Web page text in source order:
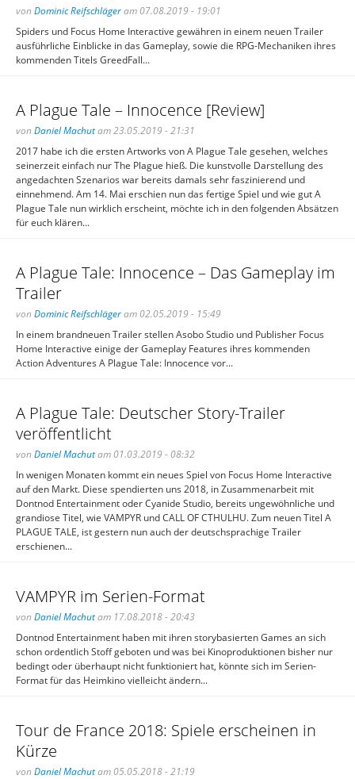
von Dominic Reifschlägeram 07.08.2019 - 19:01
Spiders und Focus Home Interactive gewähren in einem neuen Trailer
ausführliche Einblicke in das Gameplay, sowie die RPG-Mechaniken ihres
kommenden Titels GreedFall...
A Plague Tale – Innocence [Review]
von Daniel Machutam 23.05.2019 - 21:31
2017 habe ich die ersten Artworks von A Plague Tale gesehen, welches
seinerzeit einfach nur The Plague hieß. Die kunstvolle Darstellung des
angedachten Szenarios war bereits damals sehr faszinierend und
einnehmend. Am 14. Mai erschien nun das fertige Spiel und wie gut A
Plague Tale nun wirklich erscheint, möchte ich in den folgenden Absätzen
für euch klären...
A Plague Tale: Innocence – Das Gameplay im
Trailer
von Dominic Reifschlägeram 02.05.2019 - 15:49
In einem brandneuen Trailer stellen Asobo Studio und Publisher Focus
Home Interactive einige der Gameplay Features ihres kommenden
Action Adventures A Plague Tale: Innocence vor...
A Plague Tale: Deutscher Story-Trailer
veröffentlicht
von Daniel Machutam 01.03.2019 - 08:32
In wenigen Monaten kommt ein neues Spiel von Focus Home Interactive
auf den Markt. Diese spendierten uns 2018, in Zusammenarbeit mit
Dontnod Entertainment oder Cyanide Studio, bereits ungewöhnliche und
grandiose Titel, wie VAMPYR und CALL OF CTHULHU. Zum neuen Titel A
PLAGUE TALE, ist gestern nun auch der deutschsprachige Trailer
erschienen...
VAMPYR im Serien-Format
von Daniel Machutam 17.08.2018 - 20:43
Dontnod Entertainment haben mit ihren storybasierten Games an sich
schon ordentlich Stoff geboten und was bei Kinoproduktionen bisher nur
bedingt oder überhaupt nicht funktioniert hat, könnte sich im Serien-
Format für das Heimkino vielleicht ändern...
Tour de France 2018: Spiele erscheinen in
Kürze
von Daniel Machutam 05.05.2018 - 21:19